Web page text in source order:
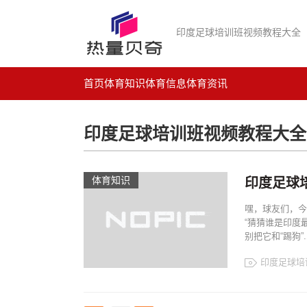
印度足球培训班视频教程大全
首页体育知识体育信息体育资讯
印度足球培训班视频教程大全
体育知识 印度足球
嘿，球友们，
“猜猜谁是印度
别把它和“踢狗
印度足球